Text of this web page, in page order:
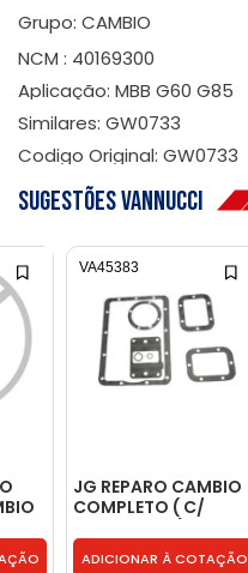
Grupo: CAMBIO
NCM : 40169300
Aplicação: MBB G60 G85
Similares: GW0733
Codigo Original: GW0733
Sugestões Vannucci
JG REPARO CAMBIO
COMPLETO ( C/
BG7X7086AA
ADICIONAR À COTAÇÃO
VA45383